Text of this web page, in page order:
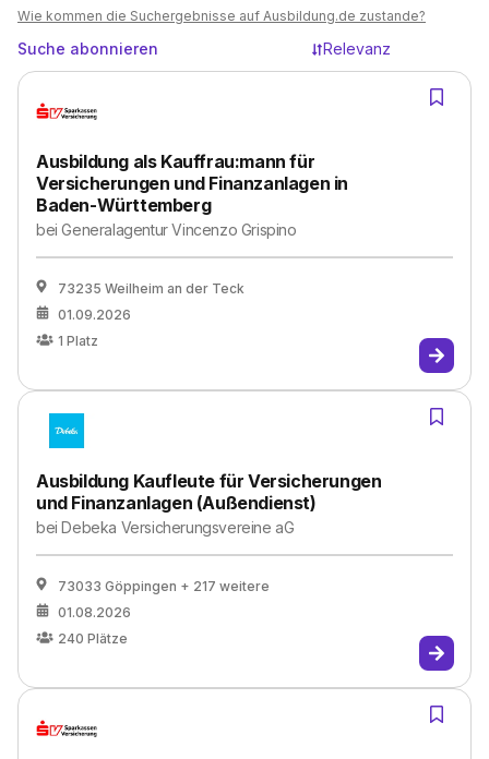
Wie kommen die Suchergebnisse auf Ausbildung.de zustande?
Suche abonnieren Relevanz
Ausbildung als Kauffrau:mann für
Versicherungen und Finanzanlagen in
Baden-Württemberg
beiGeneralagentur Vincenzo Grispino
73235 Weilheim an der Teck
01.09.2026
1 Platz
Ausbildung Kaufleute für Versicherungen
und Finanzanlagen (Außendienst)
beiDebeka Versicherungsvereine aG
73033 Göppingen + 217 weitere
01.08.2026
240 Plätze